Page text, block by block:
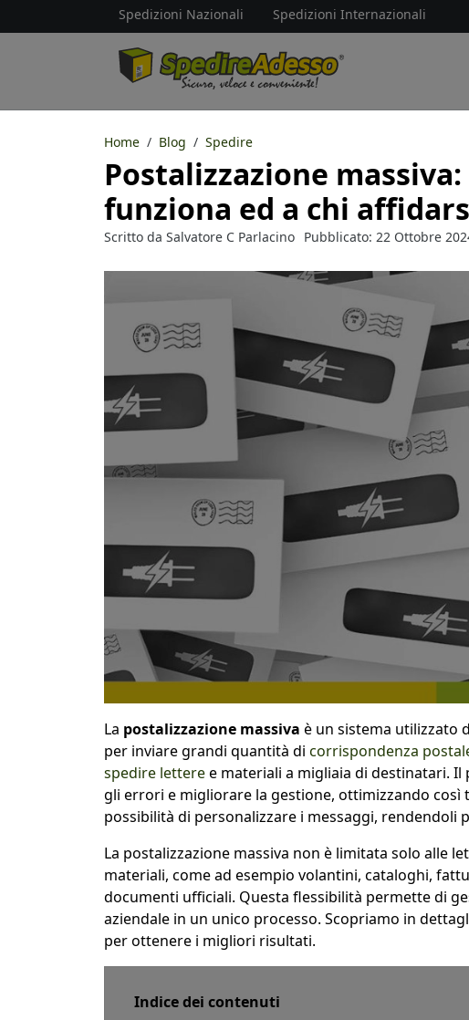
Spedizioni Nazionali Spedizioni Internazionali
Home Blog Spedire
Postalizzazione massiva:
funziona ed a chi
Scritto da Salvatore C Parlacino Pubblicato: 22 Ottobre
La postalizzazione massiva è un sistema utilizzato
per inviare grandi quantità di corrispondenza
spedire letteree materiali a migliaia di destinatari.
gli errori e migliorare la gestione, ottimizzando così
possibilità di personalizzare i messaggi, rendendoli
La postalizzazione massiva non è limitata solo alle
materiali, come ad esempio volantini, cataloghi,
documenti ufficiali. Questa flessibilità permette di
aziendale in un unico processo. Scopriamo in
per ottenere i migliori risultati.
Indice dei contenuti